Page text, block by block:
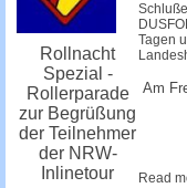
Rollnacht
Spezial -
Rollerparade
zur Begrüßung
der Teilnehmer
der NRW-
Inlinetour
Tagen
Am
Read